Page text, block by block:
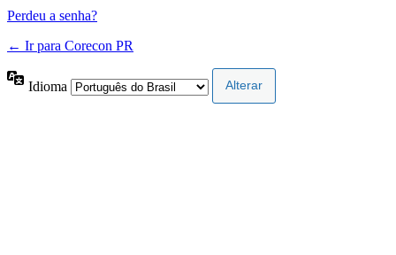
Perdeu a senha?
← Ir para Corecon PR
Idioma